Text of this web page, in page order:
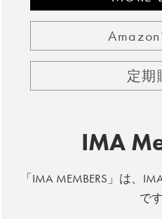
定期
IMA
「IMA MEMBERS」は、
です